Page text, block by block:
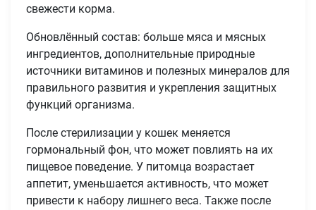
свежести корма.
Обновлённый состав: больше мяса и мясных
ингредиентов, дополнительные природные
источники витаминов и полезных минералов для
правильного развития и укрепления защитных
функций организма.
После стерилизации у кошек меняется
гормональный фон, что может повлиять на их
пищевое поведение. У питомца возрастает
аппетит, уменьшается активность, что может
привести к набору лишнего веса. Также после